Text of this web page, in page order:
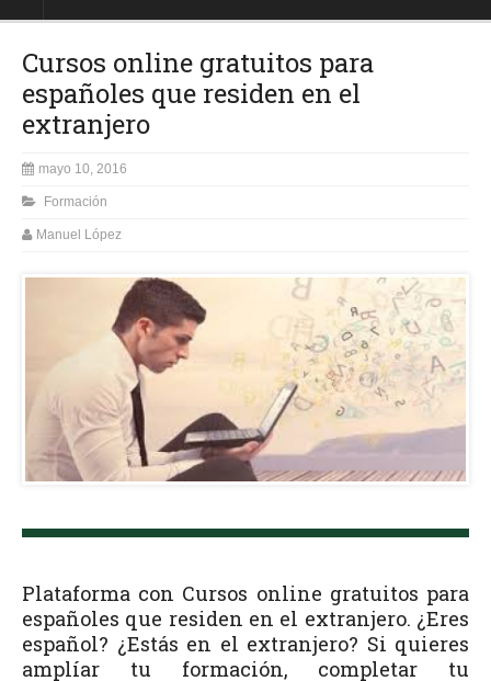
Cursos online gratuitos para
españoles que residen en el
extranjero
mayo 10, 2016
Formación
Manuel López
Plataforma con Cursos online gratuitos para
españoles que residen en el extranjero. ¿Eres
español? ¿Estás en el extranjero? Si quieres
amplíar tu formación, completar tu